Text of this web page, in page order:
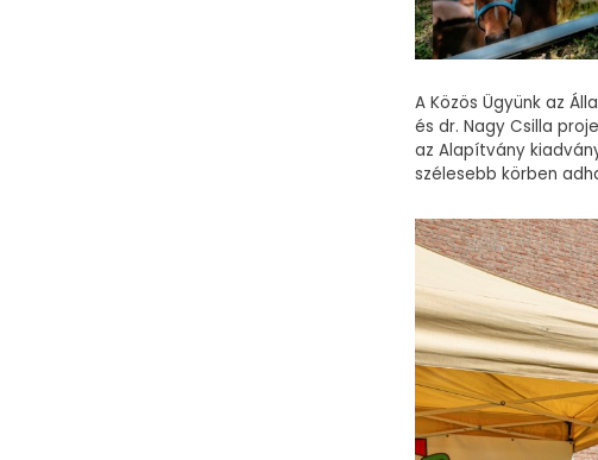
A Közös Ügyünk az
és dr. Nagy Csilla
az Alapítvány
szélesebb körben